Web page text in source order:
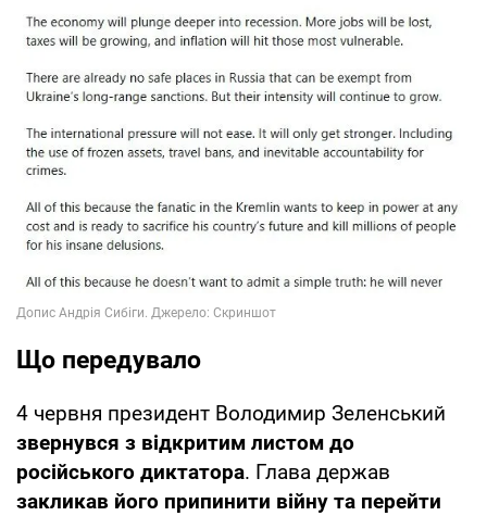
Що передувало
4 червня президент Володимир Зеленський
звернувся з відкритим листом до
російського диктатора. Глава держав
закликав його припинити війну та перейти